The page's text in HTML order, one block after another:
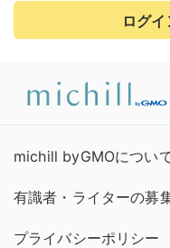
ログ
michill byGMOについ
有識者・ライターの募
プライバシーポリシー